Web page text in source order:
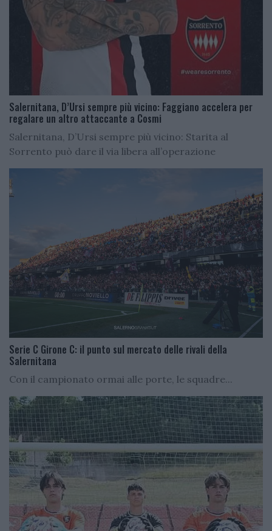
Salernitana, D’Ursi sempre più vicino: Faggiano accelera per
regalare un altro attaccante a Cosmi
Salernitana, D’Ursi sempre più vicino: Starita al
Sorrento può dare il via libera all’operazione
Serie C Girone C: il punto sul mercato delle rivali della
Salernitana
Con il campionato ormai alle porte, le squadre...